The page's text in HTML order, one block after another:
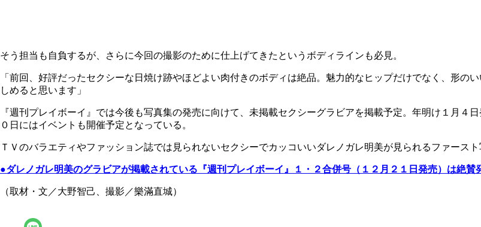
そう担当も自負するが、さらに今回の撮影のために仕上げてきたというボディラインも必見。
「前回、好評だったセクシーな日焼け跡やほどよい肉付きのボディは絶品。魅力的なヒップだけでなく、形
しめると思います」
『週刊プレイボーイ』では今後も写真集の発売に向けて、未掲載セクシーグラビアを掲載予定。年明け１月
０日にはイベントも開催予定となっている。
ＴＶのバラエティやファッション誌では見られないセクシーでカッコいいダレノガレ明美が見られるファース
●ダレノガレ明美のグラビアが掲載されている『週刊プレイボーイ』１・２合併号（１２月２１日発売）は絶賛
（取材・文／大野智己、撮影／樂滿直城）